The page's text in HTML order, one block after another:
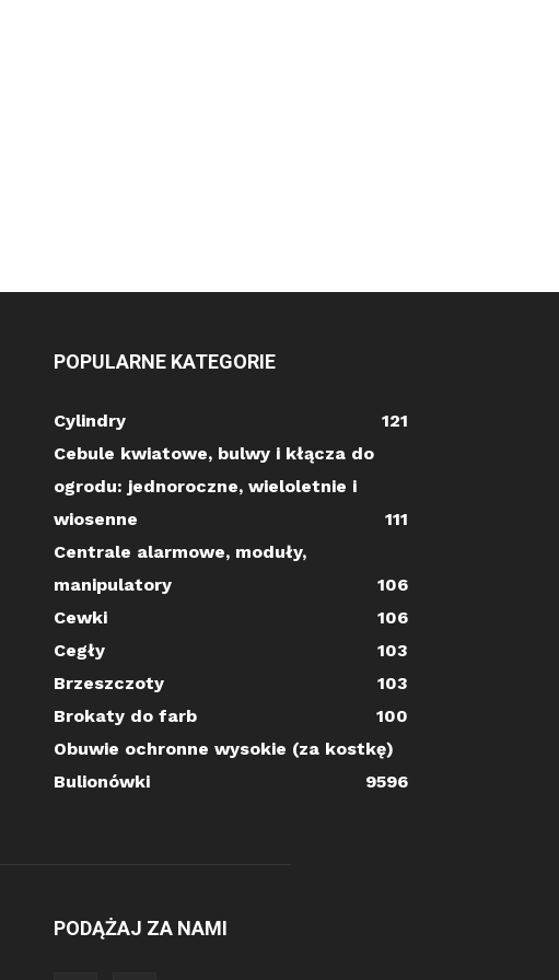
POPULARNE KATEGORIE
Cylindry
121
Cebule kwiatowe, bulwy i kłącza do
ogrodu: jednoroczne, wieloletnie i
wiosenne
111
Centrale alarmowe, moduły,
manipulatory
106
Cewki
106
Cegły
103
Brzeszczoty
103
Brokaty do farb
100
Obuwie ochronne wysokie (za kostkę)
96
Bulionówki 95
PODĄŻAJ ZA NAMI